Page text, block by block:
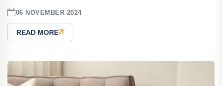
06 NOVEMBER 2024
READ MORE